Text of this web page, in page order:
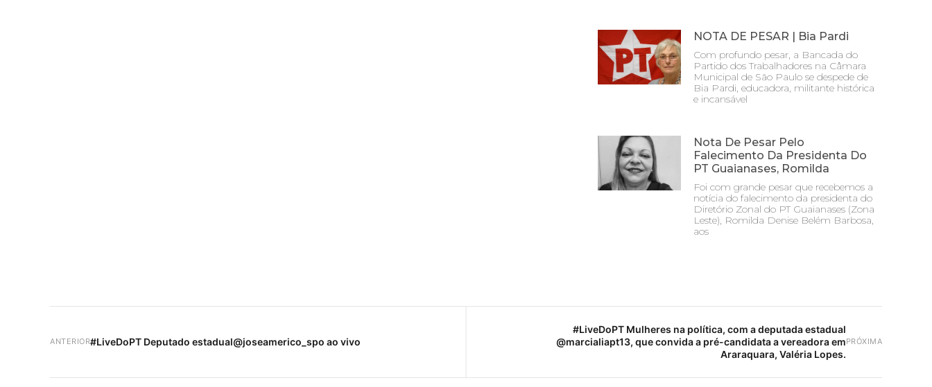
NOTA DE PESAR | Bia Pardi
Com profundo pesar, a Bancada do
Partido dos Trabalhadores na Câmara
Municipal de São Paulo se despede de
Bia Pardi, educadora, militante histórica
e incansável
Nota De Pesar Pelo
Falecimento Da Presidenta Do
PT Guaianases, Romilda
Foi com grande pesar que recebemos a
notícia do falecimento da presidenta do
Diretório Zonal do PT Guaianases (Zona
Leste), Romilda Denise Belém Barbosa,
aos
ANTERIOR#LiveDoPT Deputado estadual@joseamerico_spo ao vivo PRÓXIMA
#LiveDoPT Mulheres na política, com a deputada estadual
@marcialiapt13, que convida a pré-candidata a vereadora em
Araraquara, Valéria Lopes.